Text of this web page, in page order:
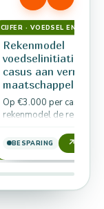
CIJFER · VOEDSEL EN
Rekenmodel
voedselinitiatief:
casus aan
maatschappelijke
Op €3.000 per casus
rekenmodel de reductie
formele hulp doordat
voedselinitiatief
signaleert…
BESPARING ↗